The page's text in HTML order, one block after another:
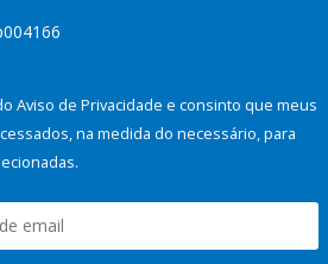
Aviso de Privacidade e consinto que meus
na medida do necessário, para